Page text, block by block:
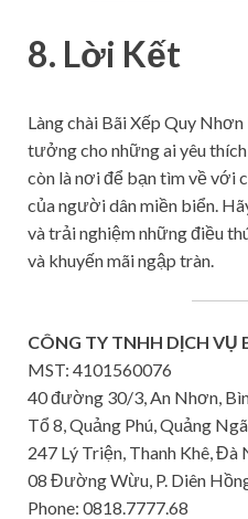
8. Lời Kết
Làng chài Bãi Xếp Quy
tưởng cho những ai yêu
còn là nơi để bạn tìm về với
của người dân miền biển.
và trải nghiệm những điều
và khuyến mãi ngập tràn.
CÔNG TY TNHH DỊCH VỤ
MST: 4101560076
40 đường 30/3, An Nhơn,
Tổ 8, Quảng Phú, Quảng
247 Lý Triện, Thanh Khê, Đà
08 Đường Wừu, P. Diên
Phone: 0818.7777.68